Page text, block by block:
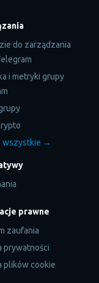
do zarządzania
i metryki grupy
wszystkie →
prawne
zaufania
prywatności
plików cookie